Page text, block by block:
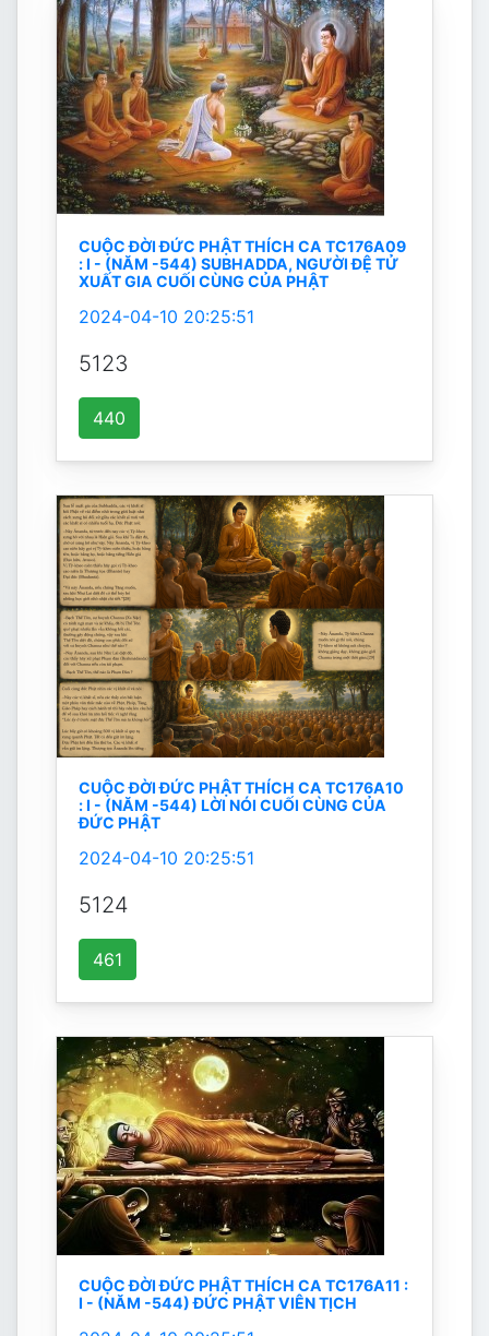
CUỘC ĐỜI ĐỨC PHẬT THÍCH CA TC176A09
: I - (NĂM -544) SUBHADDA, NGƯỜI ĐỆ TỬ
XUẤT GIA CUỐI CÙNG CỦA PHẬT
2024-04-10 20:25:51
5123
440
CUỘC ĐỜI ĐỨC PHẬT THÍCH CA TC176A10
: I - (NĂM -544) LỜI NÓI CUỐI CÙNG CỦA
ĐỨC PHẬT
2024-04-10 20:25:51
5124
461
CUỘC ĐỜI ĐỨC PHẬT THÍCH CA TC176A11 :
I - (NĂM -544) ĐỨC PHẬT VIÊN TỊCH